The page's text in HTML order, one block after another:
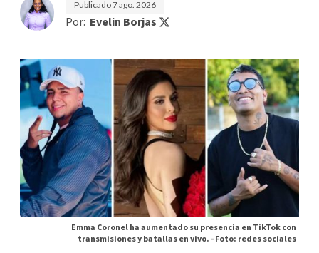
Publicado7 ago. 2026
Por: Evelin Borjas
Emma Coronel ha aumentado su presencia en TikTok con
transmisiones y batallas en vivo. -Foto: redes sociales